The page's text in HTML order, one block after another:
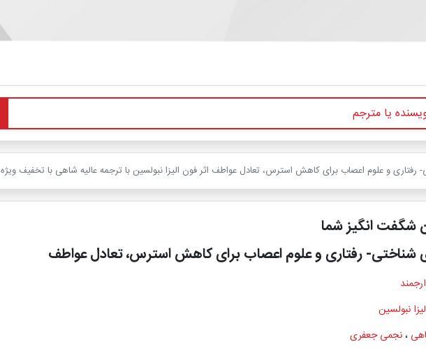
و علوم اعصاب برای کاهش استرس، تعادل عواطف اثر فون الیزا نبولسین با ترجمه عالیه شاهی با تخفیف ویژه
شگفت انگیز شما
شناختی- رفتاری و علوم اعصاب برای کاهش استرس، تعادل عواطف
نبولسین
،نجمی جعفری